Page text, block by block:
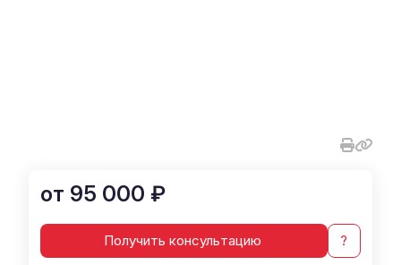
от 95 000 ₽
Получить консультацию ?